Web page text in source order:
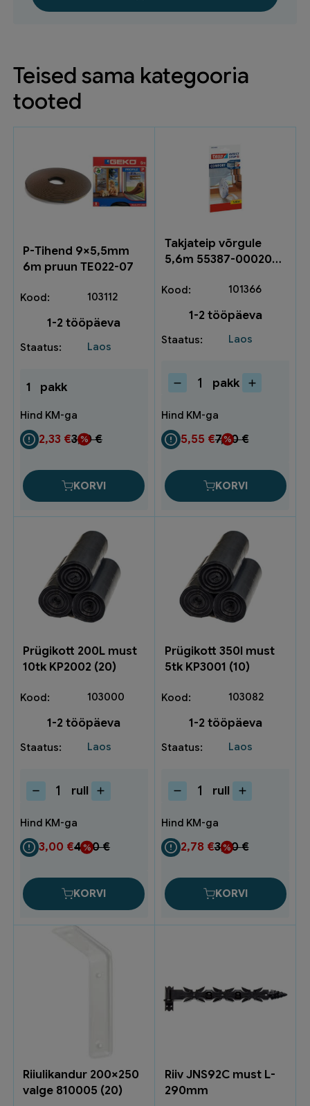
900X508mm
Teised sama kategooria
tooted
P-Tihend 9×5,5mm
6m pruun TE022-07
103112
1-2 tööpäeva
Laos
1 pakk
3,10€
2,33 €
KORVI
Takjateip võrgule
5,6m 55387-00020-
101366
1-2 tööpäeva
Laos
Takjateip
5,6m
55387-
00020-
00
kogus
pakk
7,40€
5,55 €
KORVI
Prügikott 200L must
10tk KP2002 (20)
103000
1-2 tööpäeva
Laos
Prügikott
must
10tk
KP2002
(20)
rull
4,00€
3,00 €
KORVI
Prügikott 350l must
5tk KP3001 (10)
103082
1-2 tööpäeva
Laos
Prügikott
must
5tk
KP3001
(10)
rull
3,70€
2,78 €
KORVI
Riiulikandur 200×250
valge 810005 (20)
Riiv JNS92C must L-
290mm